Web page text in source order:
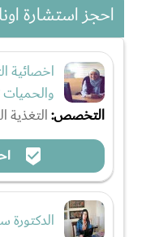
احجز استشارة
اخصائية
التخصص:التغذية